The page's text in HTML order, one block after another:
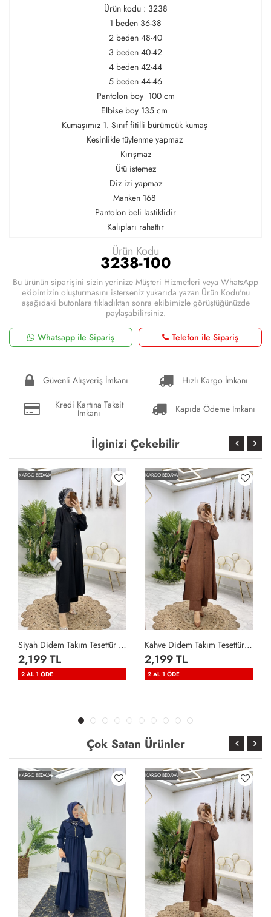
Ürün kodu : 3238
1 beden 36-38
2 beden 48-40
3 beden 40-42
4 beden 42-44
5 beden 44-46
Pantolon boy 100 cm
Elbise boy 135 cm
Kumaşımız 1. Sınıf fitilli bürümcük kumaş
Kesinlikle tüylenme yapmaz
Kırışmaz
Ütü istemez
Diz izi yapmaz
Manken 168
Pantolon beli lastiklidir
Kalıpları rahattır
Ürün Kodu
3238-100
Bu ürünün siparişini sizin yerinize Müşteri Hizmetleri veya WhatsApp
ekibimizin oluşturmasını isterseniz yukarıda yazan Ürün Kodu'nu
aşağıdaki butonlara tıkladıktan sonra ekibimizle görüştüğünüzde
paylaşabilirsiniz.
Whatsapp ile Sipariş
Telefon ile Sipariş
Güvenli Alışveriş İmkanı
Hızlı Kargo İmkanı
Kredi Kartına Taksit
İmkanı Kapıda Ödeme İmkanı
İlginizi Çekebilir
KARGO BEDAVA
Siyah Didem Takım Tesettür Giyim Siyah
2,199 TL
2 AL 1 ÖDE
KARGO BEDAVA
Kahve Didem Takım Tesettür Giyim Kahverengi
2,199 TL
2 AL 1 ÖDE
Çok Satan Ürünler
KARGO BEDAVA KARGO BEDAVA